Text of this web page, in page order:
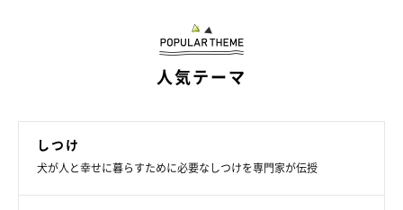
一日の行動、お手入れ、食べたものなどを細かく記録
人気テーマ
しつけ
犬が人と幸せに暮らすために必要なしつけを専門家が伝授